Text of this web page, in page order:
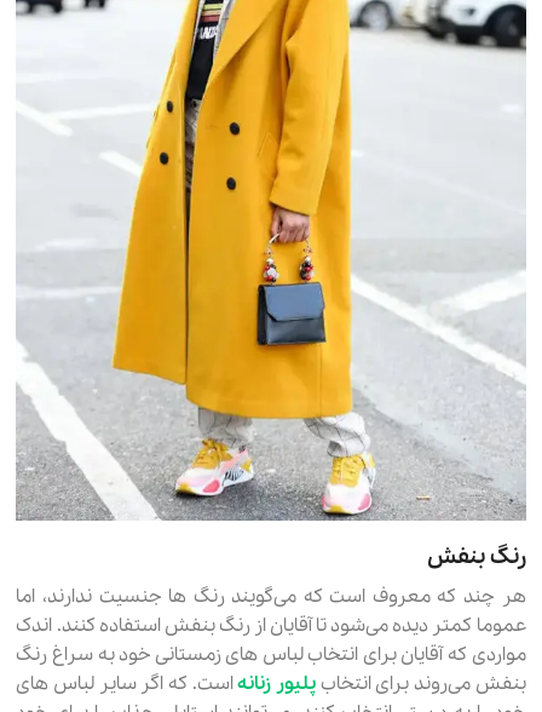
رنگ بنفش
هر چند که معروف است که می‌گویند رنگ ها جنسیت ندارند، اما
عموما کمتر دیده می‌شود تا آقایان از رنگ بنفش استفاده کنند. اندک
مواردی که آقایان برای انتخاب لباس های زمستانی خود به سراغ رنگ
بنفش می‌روند برای انتخابپلیور زنانهاست. که اگر سایر لباس های